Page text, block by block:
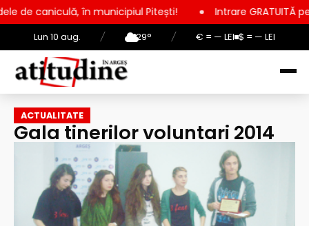
Lun 10 aug. / 29° / € = — LEI $ = — LEI
municipiul Pitești! Intrare GRATUITĂ pentru copii, elevi
ACTUALITATE
Gala tinerilor voluntari 2014